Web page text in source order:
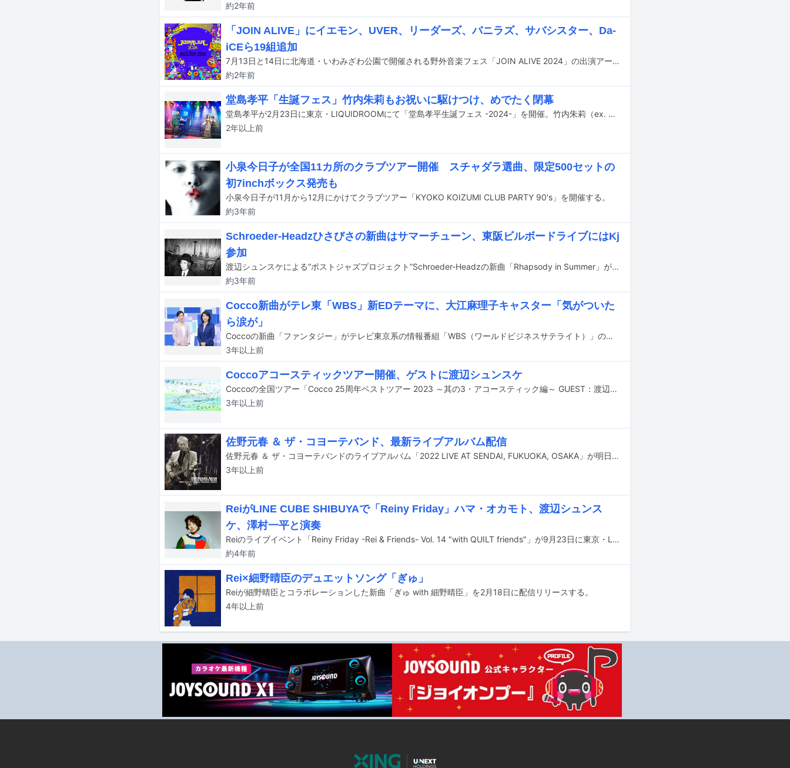
約2年前
「JOIN ALIVE」にイエモン、UVER、リーダーズ、バニラズ、サバシスター、Da-
iCEら19組追加
7月13日と14日に北海道・いわみざわ公園で開催される野外音楽フェス「JOIN ALIVE 2024」の出演アーティスト第3弾が発表された。
約2年前
堂島孝平「生誕フェス」竹内朱莉もお祝いに駆けつけ、めでたく閉幕
堂島孝平が2月23日に東京・LIQUIDROOMにて「堂島孝平生誕フェス -2024-」を開催。竹内朱莉（ex. アンジュルム）も“お祝いゲスト”として駆けつける中、盛大に自身の誕生日をファンとともに祝った。
2年以上前
小泉今日子が全国11カ所のクラブツアー開催 スチャダラ選曲、限定500セットの
初7inchボックス発売も
小泉今日子が11月から12月にかけてクラブツアー「KYOKO KOIZUMI CLUB PARTY 90's」を開催する。
約3年前
Schroeder-Headzひさびさの新曲はサマーチューン、東阪ビルボードライブにはKj
参加
渡辺シュンスケによる“ポストジャズプロジェクト”Schroeder-Headzの新曲「Rhapsody in Summer」が本日6月28日に配信リリースされた。
約3年前
Cocco新曲がテレ東「WBS」新EDテーマに、大江麻理子キャスター「気がついた
ら涙が」
Coccoの新曲「ファンタジー」がテレビ東京系の情報番組「WBS（ワールドビジネスサテライト）」の新エンディングテーマに決定した。
3年以上前
Coccoアコースティックツアー開催、ゲストに渡辺シュンスケ
Coccoの全国ツアー「Cocco 25周年ベストツアー 2023 ～其の3・アコースティック編～ GUEST：渡辺シュンスケ（Schroeder-Headz）」の開催が決定した。
3年以上前
佐野元春 ＆ ザ・コヨーテバンド、最新ライブアルバム配信
佐野元春 ＆ ザ・コヨーテバンドのライブアルバム「2022 LIVE AT SENDAI, FUKUOKA, OSAKA」が明日11月18日に配信リリースされる。
3年以上前
ReiがLINE CUBE SHIBUYAで「Reiny Friday」ハマ・オカモト、渡辺シュンス
ケ、澤村一平と演奏
Reiのライブイベント「Reiny Friday -Rei & Friends- Vol. 14 "with QUILT friends"」が9月23日に東京・LINE CUBE SHIBUYA（渋谷公会堂）にて行われる。
約4年前
Rei×細野晴臣のデュエットソング「ぎゅ」
Reiが細野晴臣とコラボレーションした新曲「ぎゅ with 細野晴臣」を2月18日に配信リリースする。
4年以上前